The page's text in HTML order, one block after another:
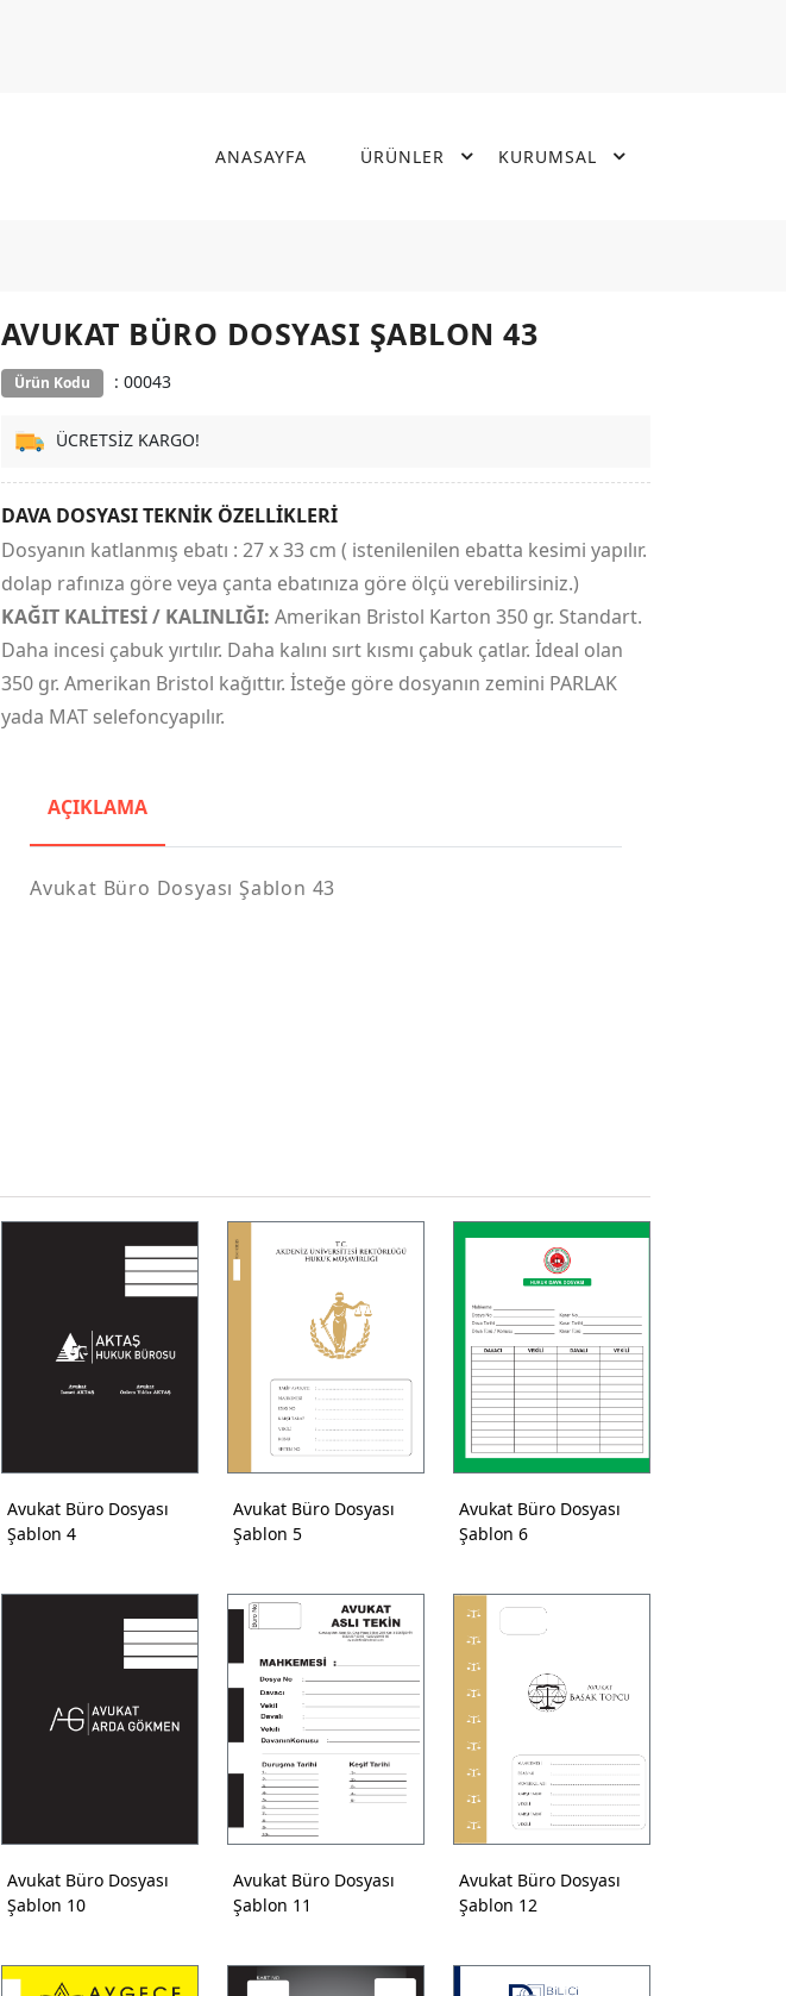
ANASAYFA ÜRÜNLER KURUMSAL
AVUKAT BÜRO DOSYASI ŞABLON 43
Ürün Kodu : 00043
ÜCRETSİZ KARGO!
DAVA DOSYASI TEKNİK ÖZELLİKLERİ
Dosyanın katlanmış ebatı : 27 x 33 cm ( istenilenilen ebatta kesimi yapılır.
dolap rafınıza göre veya çanta ebatınıza göre ölçü verebilirsiniz.)
KAĞIT KALİTESİ / KALINLIĞI: Amerikan Bristol Karton 350 gr. Standart.
Daha incesi çabuk yırtılır. Daha kalını sırt kısmı çabuk çatlar. İdeal olan
350 gr. Amerikan Bristol kağıttır. İsteğe göre dosyanın zemini PARLAK
yada MAT selefoncyapılır.
AÇIKLAMA
Avukat Büro Dosyası Şablon 43
Avukat Büro Dosyası
Şablon 4
Avukat Büro Dosyası
Şablon 5
Avukat Büro Dosyası
Şablon 6
Avukat Büro Dosyası
Şablon 10
Avukat Büro Dosyası
Şablon 11
Avukat Büro Dosyası
Şablon 12